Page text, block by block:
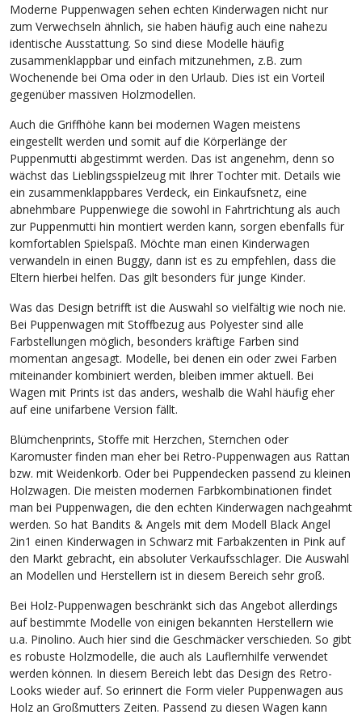
Moderne Puppenwagen sehen echten Kinderwagen nicht nur
zum Verwechseln ähnlich, sie haben häufig auch eine nahezu
identische Ausstattung. So sind diese Modelle häufig
zusammenklappbar und einfach mitzunehmen, z.B. zum
Wochenende bei Oma oder in den Urlaub. Dies ist ein Vorteil
gegenüber massiven Holzmodellen.
Auch die Griffhöhe kann bei modernen Wagen meistens
eingestellt werden und somit auf die Körperlänge der
Puppenmutti abgestimmt werden. Das ist angenehm, denn so
wächst das Lieblingsspielzeug mit Ihrer Tochter mit. Details wie
ein zusammenklappbares Verdeck, ein Einkaufsnetz, eine
abnehmbare Puppenwiege die sowohl in Fahrtrichtung als auch
zur Puppenmutti hin montiert werden kann, sorgen ebenfalls für
komfortablen Spielspaß. Möchte man einen Kinderwagen
verwandeln in einen Buggy, dann ist es zu empfehlen, dass die
Eltern hierbei helfen. Das gilt besonders für junge Kinder.
Was das Design betrifft ist die Auswahl so vielfältig wie noch nie.
Bei Puppenwagen mit Stoffbezug aus Polyester sind alle
Farbstellungen möglich, besonders kräftige Farben sind
momentan angesagt. Modelle, bei denen ein oder zwei Farben
miteinander kombiniert werden, bleiben immer aktuell. Bei
Wagen mit Prints ist das anders, weshalb die Wahl häufig eher
auf eine unifarbene Version fällt.
Blümchenprints, Stoffe mit Herzchen, Sternchen oder
Karomuster finden man eher bei Retro-Puppenwagen aus Rattan
bzw. mit Weidenkorb. Oder bei Puppendecken passend zu kleinen
Holzwagen. Die meisten modernen Farbkombinationen findet
man bei Puppenwagen, die den echten Kinderwagen nachgeahmt
werden. So hat Bandits & Angels mit dem Modell Black Angel
2in1 einen Kinderwagen in Schwarz mit Farbakzenten in Pink auf
den Markt gebracht, ein absoluter Verkaufsschlager. Die Auswahl
an Modellen und Herstellern ist in diesem Bereich sehr groß.
Bei Holz-Puppenwagen beschränkt sich das Angebot allerdings
auf bestimmte Modelle von einigen bekannten Herstellern wie
u.a. Pinolino. Auch hier sind die Geschmäcker verschieden. So gibt
es robuste Holzmodelle, die auch als Lauflernhilfe verwendet
werden können. In diesem Bereich lebt das Design des Retro-
Looks wieder auf. So erinnert die Form vieler Puppenwagen aus
Holz an Großmutters Zeiten. Passend zu diesen Wagen kann